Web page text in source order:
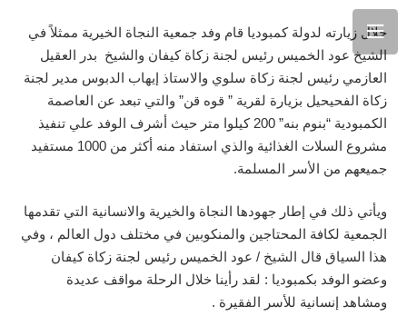
خلال زيارته لدولة كمبوديا قام وفد جمعية النجاة الخيرية ممثلاً في
الشيخ عود الخميس رئيس لجنة زكاة كيفان والشيخ بدر العقيل
العازمي رئيس لجنة زكاة سلوي والاستاذ إيهاب الدبوس مدير لجنة
زكاة الفحيحيل بزيارة لقرية ” قوه قن” والتي تبعد عن العاصمة
الكمبودية “بنوم بنه” 200 كيلوا متر حيث أشرف الوفد علي تنفيذ
مشروع السلات الغذائية والذي استفاد منه أكثر من 1000
مستفيد
جميعهم من الأسر المسلمة.
ويأتي ذلك في إطار جهودها النجاة والخيرية والانسانية التي تقدمها
الجمعية لكافة المحتاجين والمنكوبين في مختلف دول العالم ، وفي
هذا السياق قال الشيخ / عود الخميس رئيس لجنة زكاة كيفان
وعضو الوفد بكمبوديا : لقد رأينا خلال الرحلة مواقف عديدة
ومشاهد إنسانية للأسر الفقيرة .